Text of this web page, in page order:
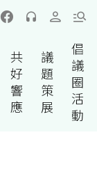
共
好
響
應
議
題
策
展
倡
議
圈
活
動